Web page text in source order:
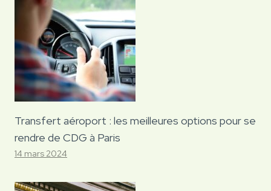
Transfert aéroport : les meilleures options pour se
rendre de CDG à Paris
14 mars 2024